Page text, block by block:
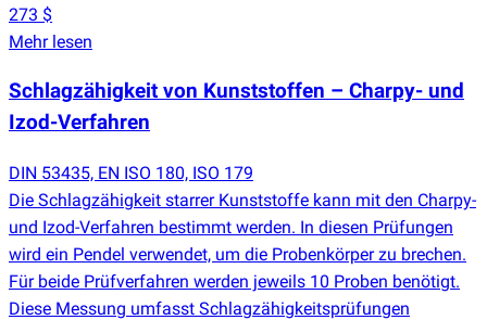
273 $
Mehr lesen
Schlagzähigkeit von Kunststoffen – Charpy- und
Izod-Verfahren
DIN 53435, EN ISO 180, ISO 179
Die Schlagzähigkeit starrer Kunststoffe kann mit den Charpy-
und Izod-Verfahren bestimmt werden. In diesen Prüfungen
wird ein Pendel verwendet, um die Probenkörper zu brechen.
Für beide Prüfverfahren werden jeweils 10 Proben benötigt.
Diese Messung umfasst Schlagzähigkeitsprüfungen